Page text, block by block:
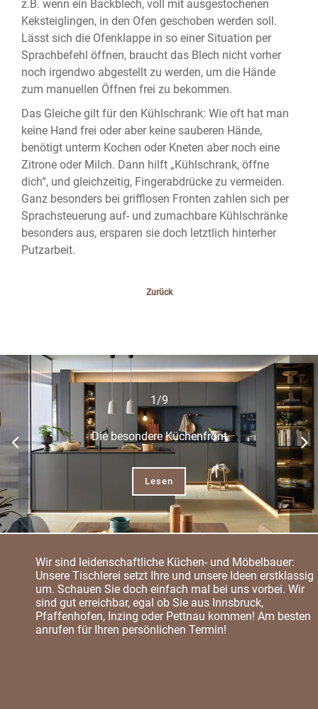
z.B. wenn ein Backblech, voll mit ausgestochenen
Keksteiglingen, in den Ofen geschoben werden soll.
Lässt sich die Ofenklappe in so einer Situation per
Sprachbefehl öffnen, braucht das Blech nicht vorher
noch irgendwo abgestellt zu werden, um die Hände
zum manuellen Öffnen frei zu bekommen.
Das Gleiche gilt für den Kühlschrank: Wie oft hat man
keine Hand frei oder aber keine sauberen Hände,
benötigt unterm Kochen oder Kneten aber noch eine
Zitrone oder Milch. Dann hilft „Kühlschrank, öffne
dich“, und gleichzeitig, Fingerabdrücke zu vermeiden.
Ganz besonders bei grifflosen Fronten zahlen sich per
Sprachsteuerung auf- und zumachbare Kühlschränke
besonders aus, ersparen sie doch letztlich hinterher
Putzarbeit.
Zurück
1/9
Die besondere Küchenfront
Lesen
Wir sind leidenschaftliche Küchen- und Möbelbauer:
Unsere Tischlerei setzt Ihre und unsere Ideen erstklassig
um. Schauen Sie doch einfach mal bei uns vorbei. Wir
sind gut erreichbar, egal ob Sie aus Innsbruck,
Pfaffenhofen, Inzing oder Pettnau kommen! Am besten
anrufen für Ihren persönlichen Termin!